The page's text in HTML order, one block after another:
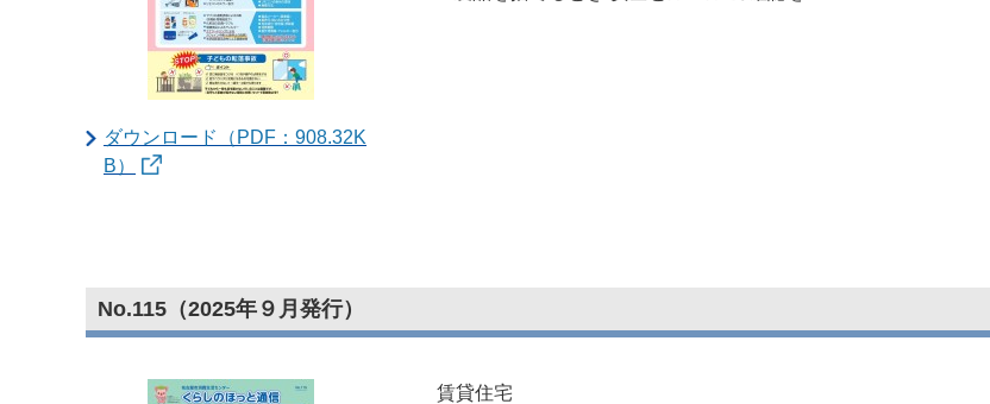
ダウンロード（PDF：908.32K
B）
No.115（2025年９月発行）
賃貸住宅